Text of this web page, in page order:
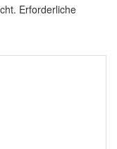
Erforderliche